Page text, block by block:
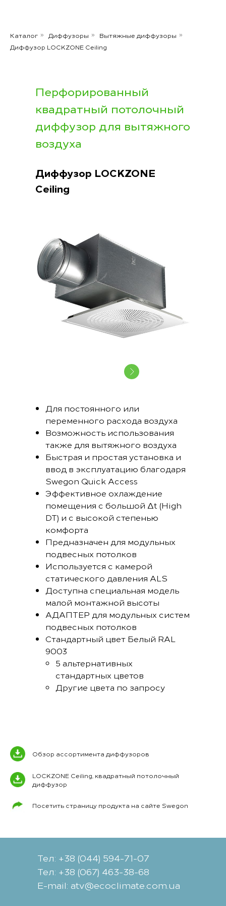
Каталог » Диффузоры » Вытяжные диффузоры »
Диффузор LOCKZONE Ceiling
Перфорированный
квадратный потолочный
диффузор для вытяжного
воздуха
Диффузор LOCKZONE
Ceiling
Для постоянного или
переменного расхода воздуха
Возможность использования
также для вытяжного воздуха
Быстрая и простая установка и
ввод в эксплуатацию благодаря
Swegon Quick Access
Эффективное охлаждение
помещения с большой Δt (High
DT) и с высокой степенью
комфорта
Предназначен для модульных
подвесных потолков
Используется с камерой
статического давления ALS
Доступна специальная модель
малой монтажной высоты
АДАПТЕР для модульных систем
подвесных потолков
Стандартный цвет Белый RAL
9003
5 альтернативных
стандартных цветов
Другие цвета по запросу
Обзор ассортимента диффузоров
LOCKZONE Ceiling, квадратный потолочный
диффузор
Посетить страницу продукта на сайте Swegon
Тел: +38 (044) 594-71-07
Тел: +38 (067) 463-38-68
Е-mail: atv@ecoclimate.com.ua